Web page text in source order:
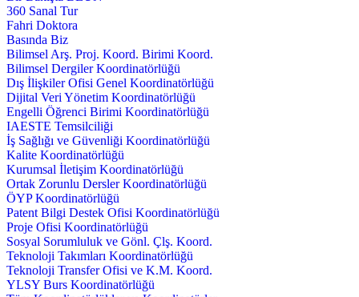
360 Sanal Tur
Fahri Doktora
Basında Biz
Bilimsel Arş. Proj. Koord. Birimi Koord.
Bilimsel Dergiler Koordinatörlüğü
Dış İlişkiler Ofisi Genel Koordinatörlüğü
Dijital Veri Yönetim Koordinatörlüğü
Engelli Öğrenci Birimi Koordinatörlüğü
IAESTE Temsilciliği
İş Sağlığı ve Güvenliği Koordinatörlüğü
Kalite Koordinatörlüğü
Kurumsal İletişim Koordinatörlüğü
Ortak Zorunlu Dersler Koordinatörlüğü
ÖYP Koordinatörlüğü
Patent Bilgi Destek Ofisi Koordinatörlüğü
Proje Ofisi Koordinatörlüğü
Sosyal Sorumluluk ve Gönl. Çlş. Koord.
Teknoloji Takımları Koordinatörlüğü
Teknoloji Transfer Ofisi ve K.M. Koord.
YLSY Burs Koordinatörlüğü